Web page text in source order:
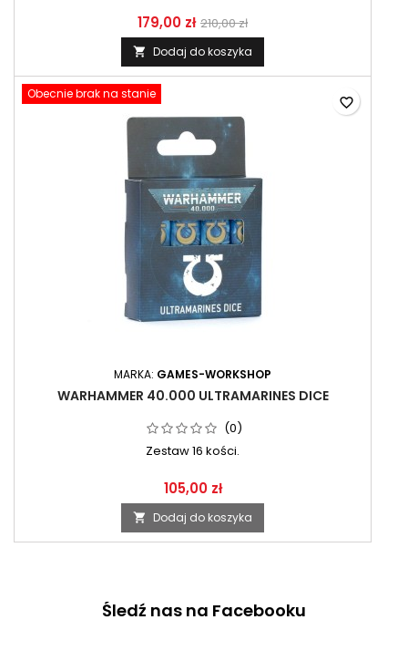
179,00 zł 210,00 zł
 Dodaj do koszyka
Obecnie brak na stanie
MARKA: GAMES-WORKSHOP
WARHAMMER 40.000 ULTRAMARINES DICE
(0)
Zestaw 16 kości.
105,00 zł
 Dodaj do koszyka
favorite_border
Śledź nas na Facebooku